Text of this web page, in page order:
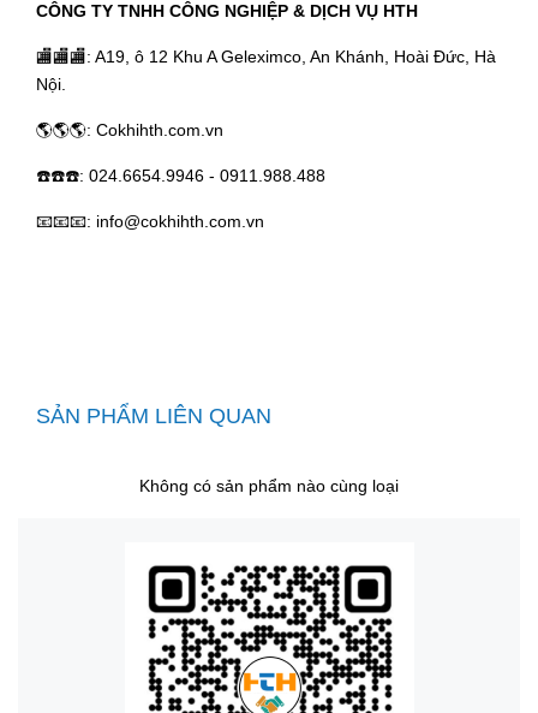
CÔNG TY TNHH CÔNG NGHIỆP & DỊCH VỤ HTH
🏬🏬🏬: A19, ô 12 Khu A Geleximco, An Khánh, Hoài Đức, Hà
Nội.
🌎🌎🌎: Cokhihth.com.vn
☎️☎️☎️: 024.6654.9946 - 0911.988.488
📧📧📧: info@cokhihth.com.vn
SẢN PHẨM LIÊN QUAN
Không có sản phẩm nào cùng loại